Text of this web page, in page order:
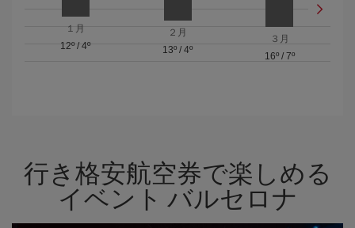
１月
12º/4º
２月
13º / 4º
３月
16º/ 7º
行き格安航空券で楽しめる
イベント バルセロナ